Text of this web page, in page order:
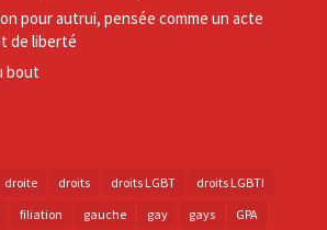
pour autrui, pensée comme un acte
de liberté
bout
droite droits droits LGBT
droits LGBTI
filiation gauche gay gays GPA